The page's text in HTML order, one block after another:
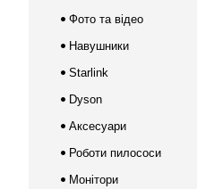
Фото та відео
Навушники
Starlink
Dyson
Аксесуари
Роботи пилососи
Монітори